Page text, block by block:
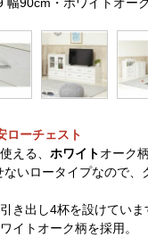
ローチェスト
える、 ホワイトオーク
いロータイプなので
き出し4杯を設けていま
イトオーク柄を採用。